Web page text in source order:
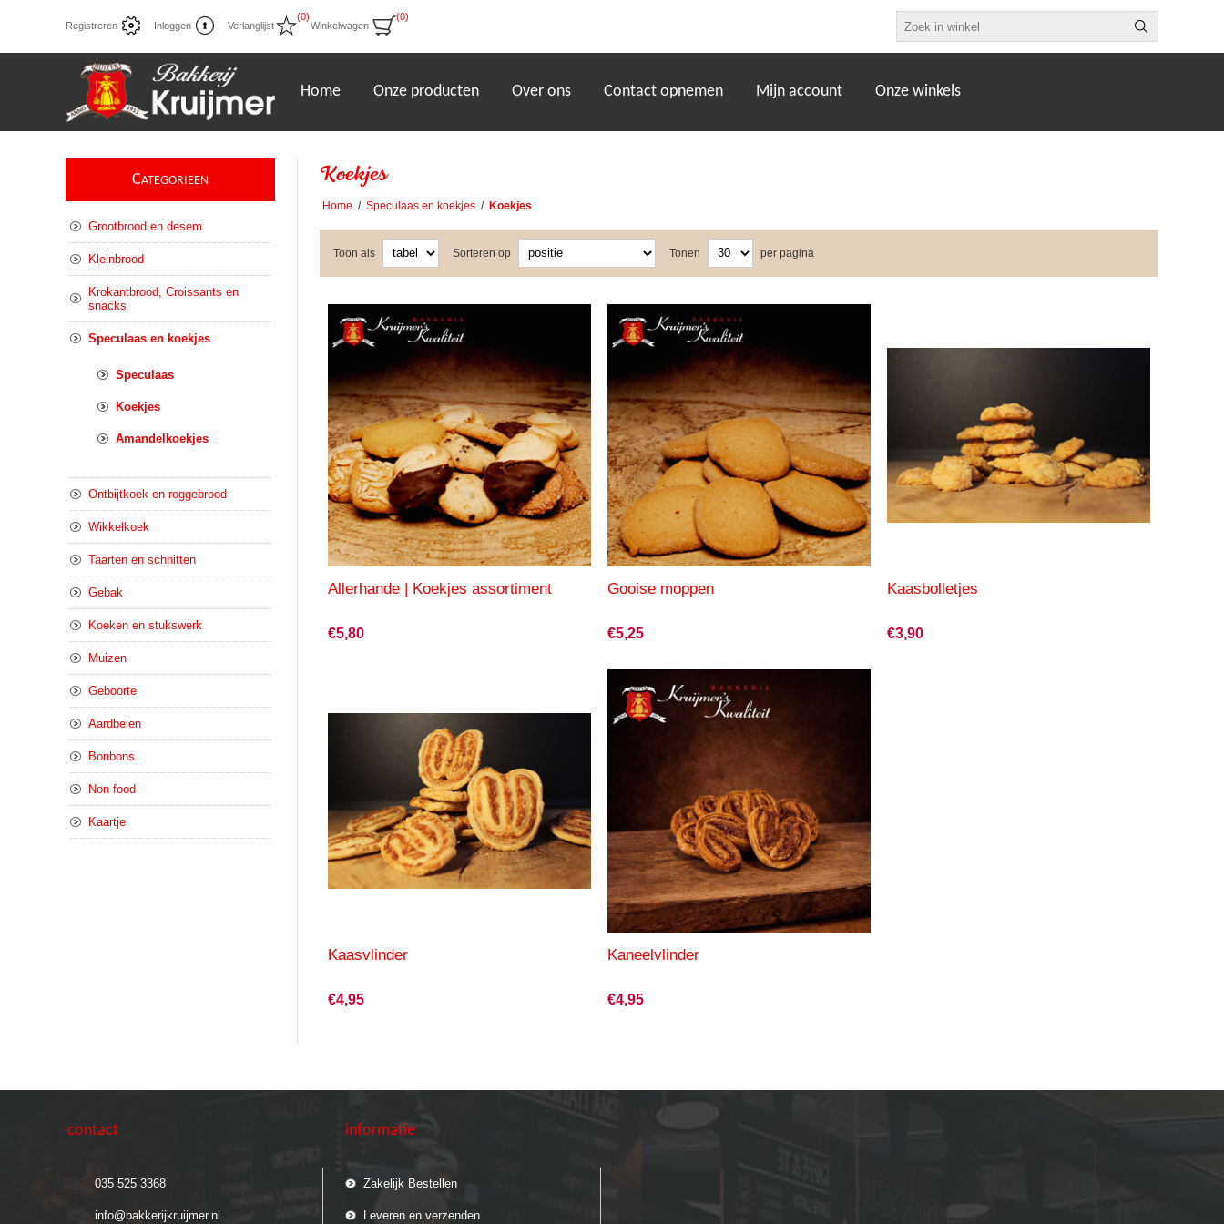
Registreren Inloggen Verlanglijst
(0)
Winkelwagen
(0)
Home Onze producten Over ons Contact opnemen Mijn account Onze winkels
Koekjes
Home / Speculaas en koekjes / Koekjes
Toon als Sorteren op Tonen per pagina
Allerhande | Koekjes assortiment
€5,80
Gooise moppen
€5,25
Kaasbolletjes
€3,90
Kaasvlinder
€4,95
Kaneelvlinder
€4,95
CATEGORIEEN
Grootbrood en desem
Kleinbrood
Krokantbrood, Croissants en
snacks
Speculaas en koekjes
Speculaas
Koekjes
Amandelkoekjes
Ontbijtkoek en roggebrood
Wikkelkoek
Taarten en schnitten
Gebak
Koeken en stukswerk
Muizen
Geboorte
Aardbeien
Bonbons
Non food
Kaartje
contact
035 525 3368
info@bakkerijkruijmer.nl
informatie
Zakelijk Bestellen
Leveren en verzenden